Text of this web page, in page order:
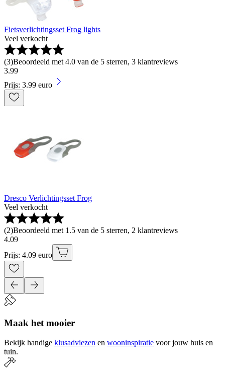
Fietsverlichtingsset Frog lights
Veel verkocht
(3)Beoordeeld met 4.0 van de 5 sterren, 3 klantreviews
3.99
Prijs: 3.99 euro
Dresco Verlichtingsset Frog
Veel verkocht
(2)Beoordeeld met 1.5 van de 5 sterren, 2 klantreviews
4.09
Prijs: 4.09 euro
Maak het mooier
Bekijk handige klusadviezen en wooninspiratie voor jouw huis en
tuin.